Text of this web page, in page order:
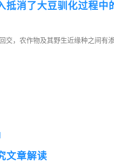
抵消了大豆驯化过程中
交，农作物及其野生近缘种之间有
文章解读